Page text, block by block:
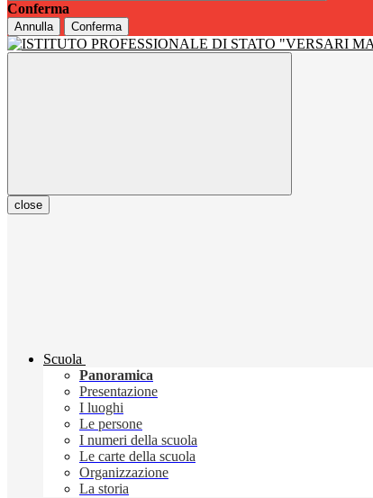
Conferma
Annulla Conferma
close
Scuola
Panoramica
Presentazione
I luoghi
Le persone
I numeri della scuola
Le carte della scuola
Organizzazione
La storia